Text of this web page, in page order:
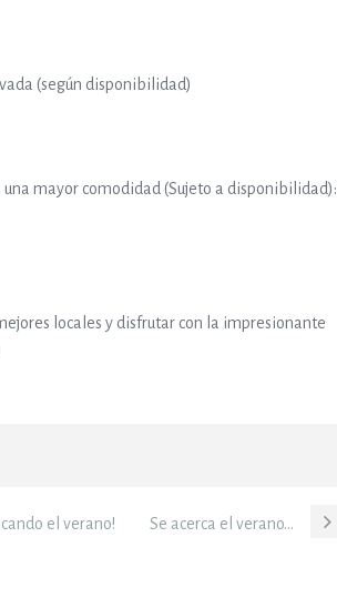
(según disponibilidad)
mayor comodidad (Sujeto a disponibilidad):
locales y disfrutar con la impresionante
el verano! Se acerca el verano…